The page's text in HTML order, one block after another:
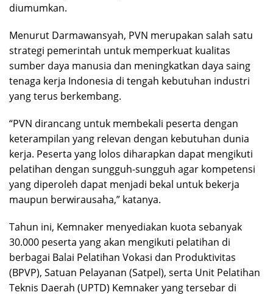
diumumkan.
Menurut Darmawansyah, PVN merupakan salah satu
strategi pemerintah untuk memperkuat kualitas
sumber daya manusia dan meningkatkan daya saing
tenaga kerja Indonesia di tengah kebutuhan industri
yang terus berkembang.
“PVN dirancang untuk membekali peserta dengan
keterampilan yang relevan dengan kebutuhan dunia
kerja. Peserta yang lolos diharapkan dapat mengikuti
pelatihan dengan sungguh-sungguh agar kompetensi
yang diperoleh dapat menjadi bekal untuk bekerja
maupun berwirausaha,” katanya.
Tahun ini, Kemnaker menyediakan kuota sebanyak
30.000 peserta yang akan mengikuti pelatihan di
berbagai Balai Pelatihan Vokasi dan Produktivitas
(BPVP), Satuan Pelayanan (Satpel), serta Unit Pelatihan
Teknis Daerah (UPTD) Kemnaker yang tersebar di